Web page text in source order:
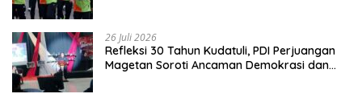
26 Juli 2026
Refleksi 30 Tahun Kudatuli, PDI Perjuangan
Magetan Soroti Ancaman Demokrasi dan